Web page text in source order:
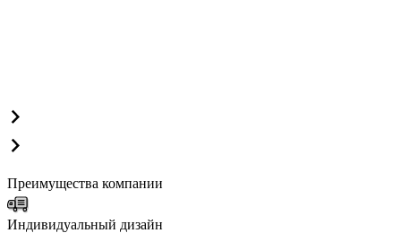
Преимущества компании
Индивидуальный дизайн